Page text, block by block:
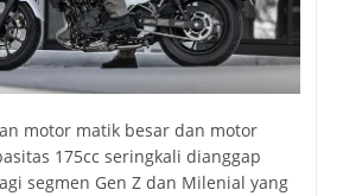
motor matik besar dan motor
175cc seringkali dianggap
segmen Gen Z dan Milenial yang